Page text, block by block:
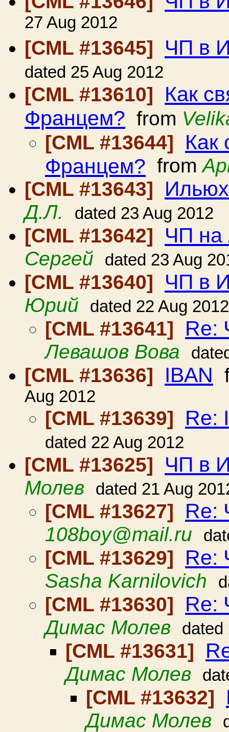
27 Aug 2012
[CML #13645]
ЧП в
dated 25 Aug 2012
[CML #13610]
Как
Францем? from
[CML #13644]
Как
Францем? from
[CML #13643]
Д.Л. dated 23 Aug 2012
[CML #13642] ЧП на
Сергей dated 23 Aug
[CML #13640] ЧП в
Юрий dated 22 Aug 2012
[CML #13641] Re:
Левашов Вова
[CML #13636] IBAN
Aug 2012
[CML #13639] Re:
dated 22 Aug 2012
[CML #13625] ЧП в
Молев dated 21 Aug
[CML #13627] Re:
108boy@mail.ru
[CML #13629] Re:
Sasha Karnilovich
[CML #13630] Re:
Димас Молев dated
[CML #13631]
Димас Молев
[CML #13632]
Димас Молев